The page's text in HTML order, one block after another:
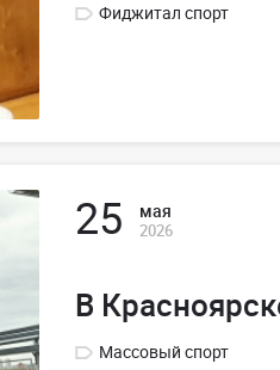
Фиджитал спорт
25 мая
2026
В
Массовый спорт